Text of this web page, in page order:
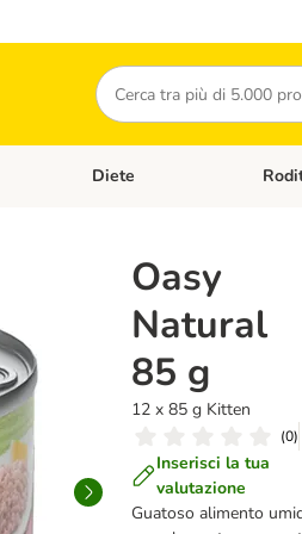
Cerca
Gatti
Apri Menù Categoria: Cani
Diete Apri
Oasy
Natural
85 g
12 x 85 g Kitten
(0)
Inserisci la tua
valutazione
Guatoso alimento